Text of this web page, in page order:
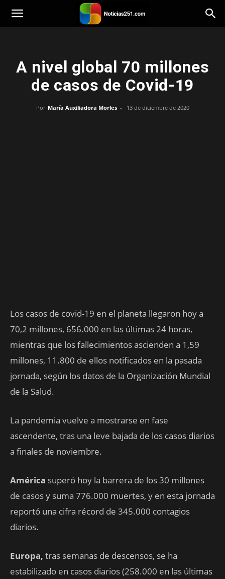
Noticias251
A nivel global 70 millones
de casos de Covid-19
Por María Auxiliadora Morles - 13 de diciembre de 2020
Los casos de covid-19 en el planeta llegaron hoy a
70,2 millones, 656.000 en las últimas 24 horas,
mientras que los fallecimientos ascienden a 1,59
millones, 11.800 de ellos notificados en la pasada
jornada, según los datos de la Organización Mundial
de la Salud.
La pandemia vuelve a mostrarse en fase
ascendente, tras una leve bajada de los casos diarios
a finales de noviembre.
América superó hoy la barrera de los 30 millones
de casos y suma 776.000 muertes, y en esta jornada
reportó una cifra récord de 345.000 contagios
diarios.
Europa, tras semanas de descensos, se ha
estabilizado en casos diarios (258.000 en las últimas